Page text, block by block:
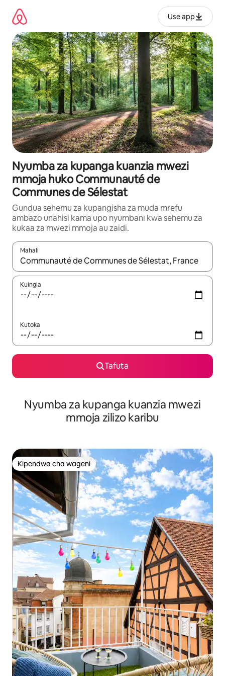
kwenda
kwenye
maudhui
Use app
Nyumba za kupanga kuanzia mwezi
mmoja huko Communauté de
Communes de Sélestat
Gundua sehemu za kupangisha za muda mrefu
ambazo unahisi kama upo nyumbani kwa sehemu za
kukaa za mwezi mmoja au zaidi.
Mahali
Wakati matokeo yanapatikana, vinjari kwa kutumia vitufe vya
Kuingia
Kutoka
Tafuta
Nyumba za kupanga kuanzia mwezi
mmoja zilizo karibu
Kipendwa cha wageni
Kipendwa cha wageni